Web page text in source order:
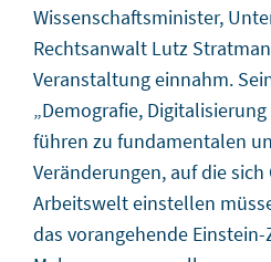
Wissenschaftsminister,
Rechtsanwalt Lutz
Veranstaltung einnahm.
„Demografie,
führen zu fundamentalen
Veränderungen, auf die
Arbeitswelt einstellen
das vorangehende